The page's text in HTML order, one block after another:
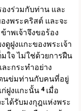
งร่วมกับท่าน และ
งพระคริสต์ และจะ
าพเจ้าจึงขอร้อง
ดูฝูงแกะของพระเจ้า
ใจ ไม่ใช่ด้วยการฝืน
ะกระทำอย่าง
นข่มท่านกับคนที่อยู่
ฝูงแกะนั้น 4 เมื่อ
ได้รับมงกุฎแห่งพระ